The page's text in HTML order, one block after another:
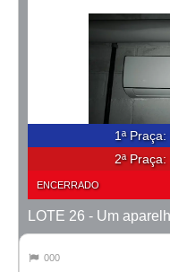
1ª Praça:
2ª Praça:
ENCERRADO
000